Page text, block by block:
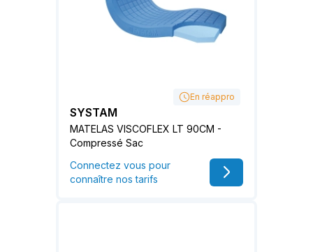
En réappro
SYSTAM
MATELAS VISCOFLEX LT 90CM -
Compressé Sac
Connectez vous pour
connaître nos tarifs